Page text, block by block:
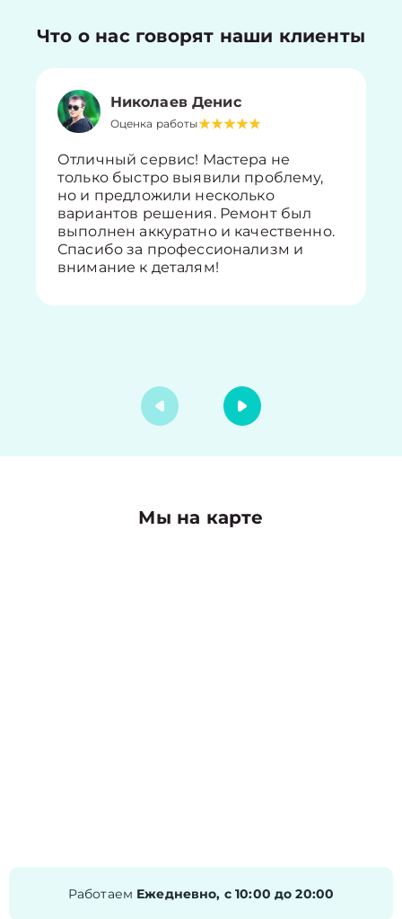
Что о нас говорят наши клиенты
Николаев Денис
Оценка работы
Отличный сервис! Мастера не
только быстро выявили проблему,
но и предложили несколько
вариантов решения. Ремонт был
выполнен аккуратно и качественно.
Спасибо за профессионализм и
внимание к деталям!
Мы на карте
Работаем Ежедневно, с 10:00 до 20:00